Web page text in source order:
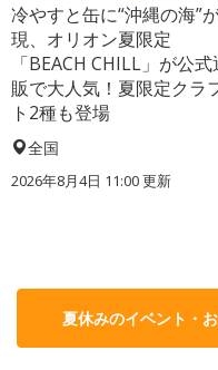
冷やすと缶に“沖縄の海”
現、オリオン夏限定
「BEACH CHILL」が公式
販で大人気！夏限定クラ
ト2種も登場
全国
2026年8月4日 11:00更新
夏休みのイベント・